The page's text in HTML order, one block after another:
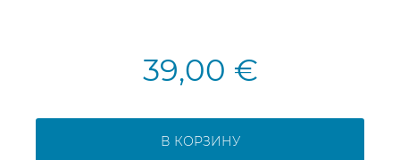
39,00 €
В КОРЗИНУ